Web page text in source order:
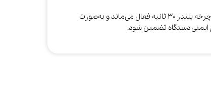
برای هر بار بلِند، کافی است دکمه را فشار دهید؛ چرخه بلندر ۳۰ ثانیه فعال می‌ماند و به‌صورت
دستگاه تضمین شود.